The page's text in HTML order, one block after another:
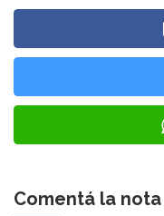
Comentá la nota